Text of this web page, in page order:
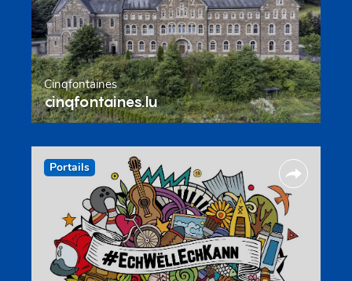
Cinqfontaines
cinqfontaines.lu
Portails